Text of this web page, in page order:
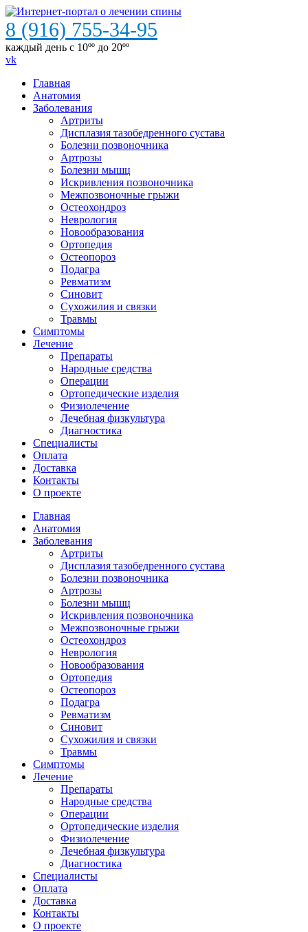
8 (916) 755-34-95
каждый день с 10ºº до 20ºº
vk
Главная
Анатомия
Заболевания
Артриты
Дисплазия тазобедренного сустава
Болезни позвоночника
Артрозы
Болезни мышц
Искривления позвоночника
Межпозвоночные грыжи
Остеохондроз
Неврология
Новообразования
Ортопедия
Остеопороз
Подагра
Ревматизм
Синовит
Сухожилия и связки
Травмы
Симптомы
Лечение
Препараты
Народные средства
Операции
Ортопедические изделия
Физиолечение
Лечебная физкультура
Диагностика
Cпециалисты
Оплата
Доставка
Контакты
О проекте
Главная
Анатомия
Заболевания
Артриты
Дисплазия тазобедренного сустава
Болезни позвоночника
Артрозы
Болезни мышц
Искривления позвоночника
Межпозвоночные грыжи
Остеохондроз
Неврология
Новообразования
Ортопедия
Остеопороз
Подагра
Ревматизм
Синовит
Сухожилия и связки
Травмы
Симптомы
Лечение
Препараты
Народные средства
Операции
Ортопедические изделия
Физиолечение
Лечебная физкультура
Диагностика
Cпециалисты
Оплата
Доставка
Контакты
О проекте